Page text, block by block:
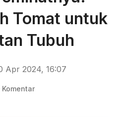
Tomat untuk
Tubuh
Apr 2024, 16:07
Komentar